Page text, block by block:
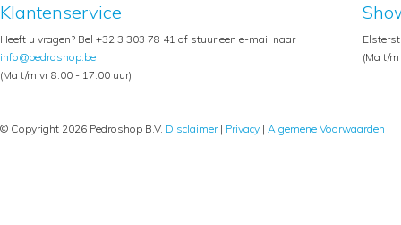
Klantenservice
Heeft u vragen? Bel +32 3 303 78 41 of stuur een e-mail naar
info@pedroshop.be
(Ma t/m vr 8.00 - 17.00 uur)
(Ma t/
© Copyright 2026 Pedroshop B.V. Disclaimer| Privacy | Algemene Voorwaarden